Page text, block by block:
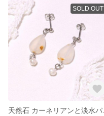
SOLD OUT